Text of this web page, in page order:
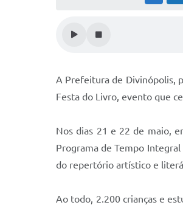
A Prefeitura de Divinópolis,
Festa do Livro, evento que
Nos dias 21 e 22 de maio,
Programa de Tempo
do repertório artístico e
Ao todo, 2.200 crianças e